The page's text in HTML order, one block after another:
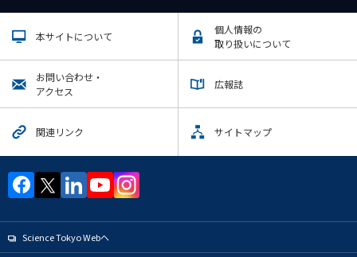
本サイトについて
個人情報の
取り扱いについて
お問い合わせ・
アクセス
広報誌
関連リンク サイトマップ
Science Tokyo Webヘ